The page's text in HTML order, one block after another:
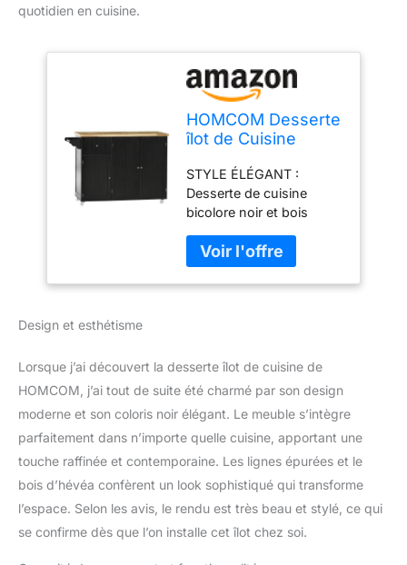
quotidien en cuisine.
HOMCOM Desserte
îlot de Cuisine
Multi-rangements 1
tiroir 2 placards 3
Portes avec
étagère Porte-
torchons Bois
d'hévéa Noir
STYLE ÉLÉGANT :
Desserte de cuisine
bicolore noir et bois
chic très élégant pour
sublimer votre intérieur
MULTI-RANGEMENTS : 1
étagère de placard
réglable en hauteur :
idéal pour s'adapter aux
différentes tailles des
ustensiles ou petits
électroménagers que
vous souhaitez y ranger
FABRICATION DE
QUALITÉ : MDF et
Design et esthétisme
Lorsque j’ai découvert la desserte îlot de cuisine de
HOMCOM, j’ai tout de suite été charmé par son design
moderne et son coloris noir élégant. Le meuble s’intègre
parfaitement dans n’importe quelle cuisine, apportant une
touche raffinée et contemporaine. Les lignes épurées et le
bois d’hévéa confèrent un look sophistiqué qui transforme
l’espace. Selon les avis, le rendu est très beau et stylé, ce qui
se confirme dès que l’on installe cet îlot chez soi.